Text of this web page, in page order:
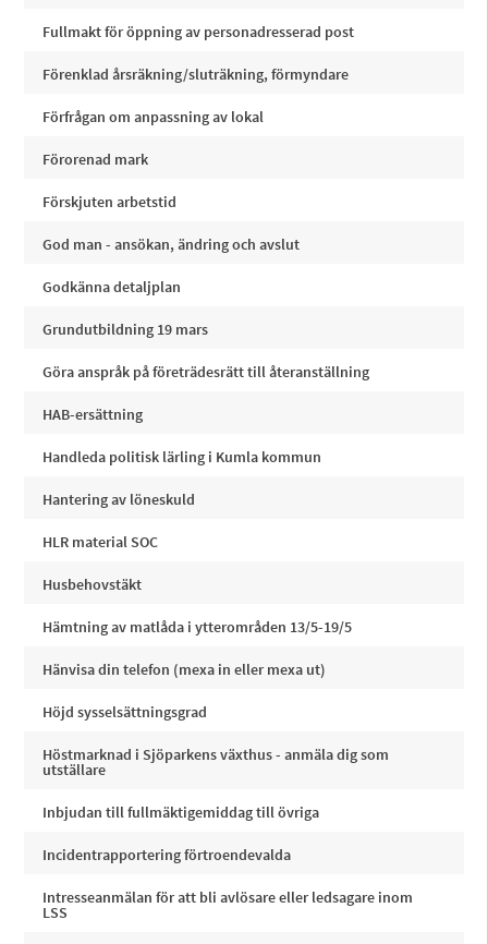
Fullmakt för öppning av personadresserad post
Förenklad årsräkning/sluträkning, förmyndare
Förfrågan om anpassning av lokal
Förorenad mark
Förskjuten arbetstid
God man - ansökan, ändring och avslut
Godkänna detaljplan
Grundutbildning 19 mars
Göra anspråk på företrädesrätt till återanställning
HAB-ersättning
Handleda politisk lärling i Kumla kommun
Hantering av löneskuld
HLR material SOC
Husbehovstäkt
Hämtning av matlåda i ytterområden 13/5-19/5
Hänvisa din telefon (mexa in eller mexa ut)
Höjd sysselsättningsgrad
Höstmarknad i Sjöparkens växthus - anmäla dig som
utställare
Inbjudan till fullmäktigemiddag till övriga
Incidentrapportering förtroendevalda
Intresseanmälan för att bli avlösare eller ledsagare inom
LSS